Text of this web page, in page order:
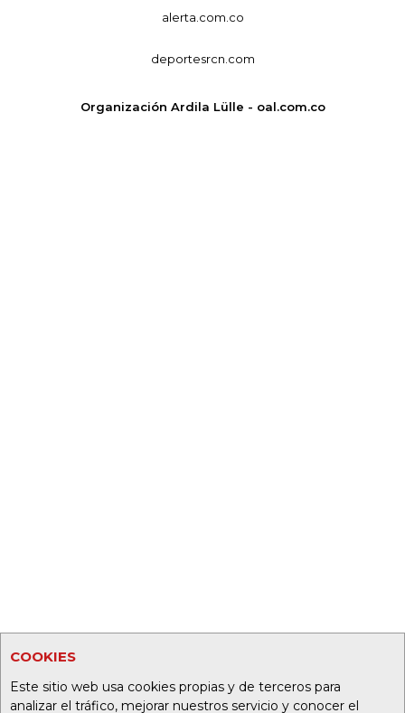
COOKIES
Este sitio web usa cookies propias y de terceros para
analizar el tráfico, mejorar nuestros servicio y conocer el
alerta.com.co
deportesrcn.com
Organización Ardila Lülle - oal.com.co